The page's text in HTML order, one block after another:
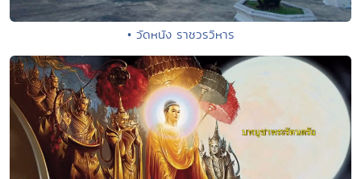
• วัดหนัง ราชวรวิหาร